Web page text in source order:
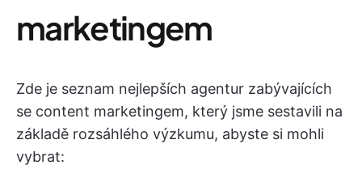
marketingem
Zde je seznam nejlepších agentur zabývajících
se content marketingem, který jsme sestavili na
základě rozsáhlého výzkumu, abyste si mohli
vybrat: